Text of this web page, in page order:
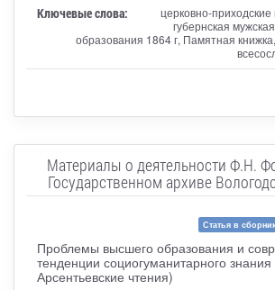
Ключевые слова:
церковно-
губернская
образования 1864 г, Памятная
Материалы о деятельности Ф.Н.
Государственном архиве
Статья в
Проблемы высшего образования и
тенденции социогуманитарного знания
Арсентьевские чтения)